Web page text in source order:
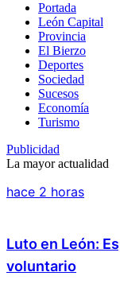
Portada
León Capital
Provincia
El Bierzo
Deportes
Sociedad
Sucesos
Economía
Turismo
Publicidad
La mayor actualidad
hace 2 horas
Luto en León:
voluntario